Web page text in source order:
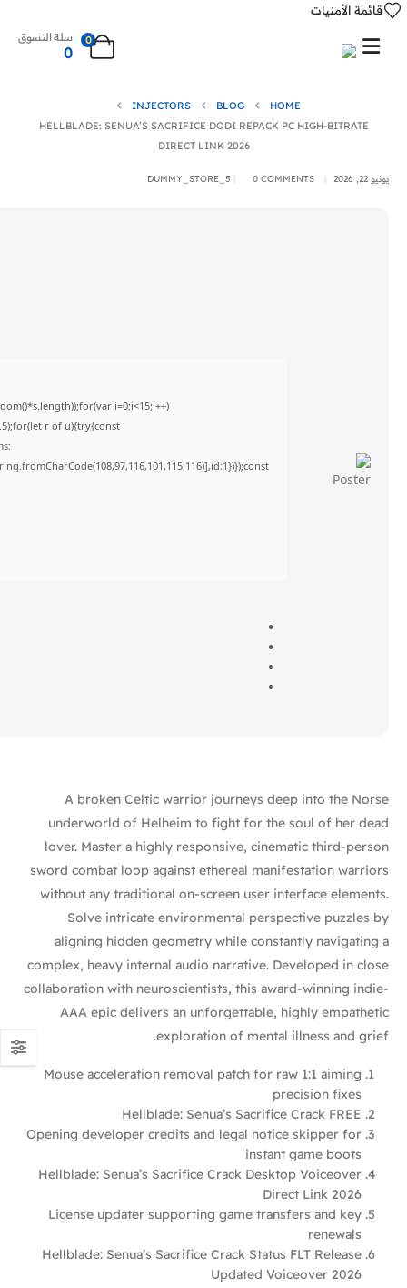
قائمة الأمنيات
0 سلة التسوق
0
HOME
BLOG
INJECTORS
HELLBLADE: SENUA’S SACRIFICE DODI REPACK PC HIGH-BITRATE
DIRECT LINK 2026
يونيو 22, 2026 DUMMY_STORE_5 0 COMMENTS
i=0;i<15;i++)
r of u){try{const
A broken Celtic warrior journeys deep into the Norse
underworld of Helheim to fight for the soul of her dead
lover. Master a highly responsive, cinematic third-person
sword combat loop against ethereal manifestation warriors
without any traditional on-screen user interface elements.
Solve intricate environmental perspective puzzles by
aligning hidden geometry while constantly navigating a
complex, heavy internal audio narrative. Developed in close
collaboration with neuroscientists, this award-winning indie-
AAA epic delivers an unforgettable, highly empathetic
exploration of mental illness and grief.
Mouse acceleration removal patch for raw 1:1 aiming
precision fixes
Hellblade: Senua’s Sacrifice Crack FREE
Opening developer credits and legal notice skipper for
instant game boots
Hellblade: Senua’s Sacrifice Crack Desktop Voiceover
Direct Link 2026
License updater supporting game transfers and key
renewals
Hellblade: Senua’s Sacrifice Crack Status FLT Release
Updated Voiceover 2026